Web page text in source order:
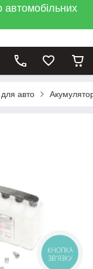
авто
КНОПКА
ЗВ'ЯЗКУ